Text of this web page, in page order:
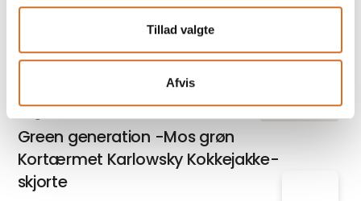
Tillad valgte
Afvis
Forsatsdør med insektnet -
Forhåndsgodkendt af
Fødevarestyrelsen
På messen
Green generation -Mos grøn
Kortærmet Karlowsky Kokkejakke-
skjorte